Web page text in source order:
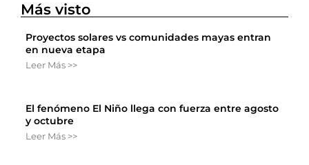
Más visto
Proyectos solares vs comunidades mayas entran
en nueva etapa
Leer Más >>
El fenómeno El Niño llega con fuerza entre agosto
y octubre
Leer Más >>